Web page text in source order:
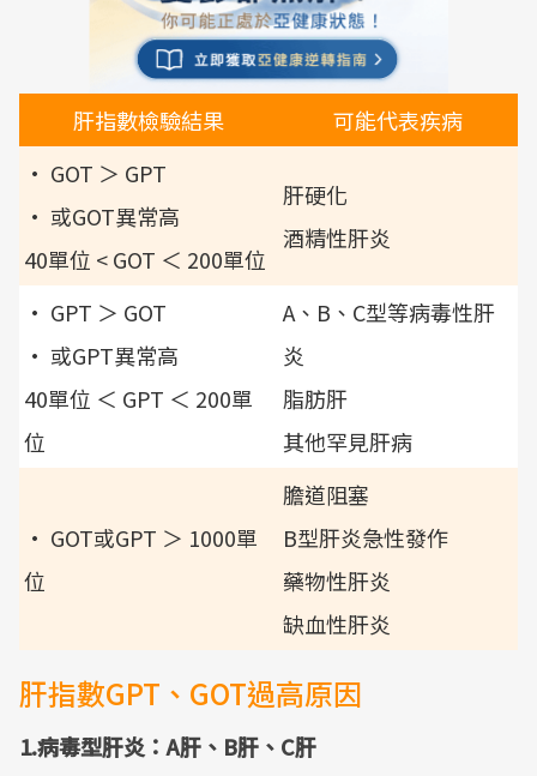
肝指數檢驗結果
可能代表疾病
• GOT ＞ GPT
• 或GOT異常高
40單位 < GOT ＜ 200單位
肝硬化
酒精性肝炎
• GPT ＞ GOT
• 或GPT異常高
40單位 ＜ GPT ＜ 200單
位
A、B、C型等病毒性肝
炎
脂肪肝
其他罕見肝病
• GOT或GPT ＞ 1000單
位
膽道阻塞
B型肝炎急性發作
藥物性肝炎
缺血性肝炎
肝指數GPT、GOT過高原因
1.病毒型肝炎：A肝、B肝、C肝